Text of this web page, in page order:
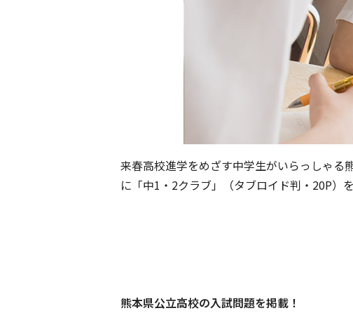
来春高校進学をめざす中学生がいらっしゃる
に「中1・2クラブ」（タブロイド判・20P）
熊本県公立高校の入試問題を掲載！